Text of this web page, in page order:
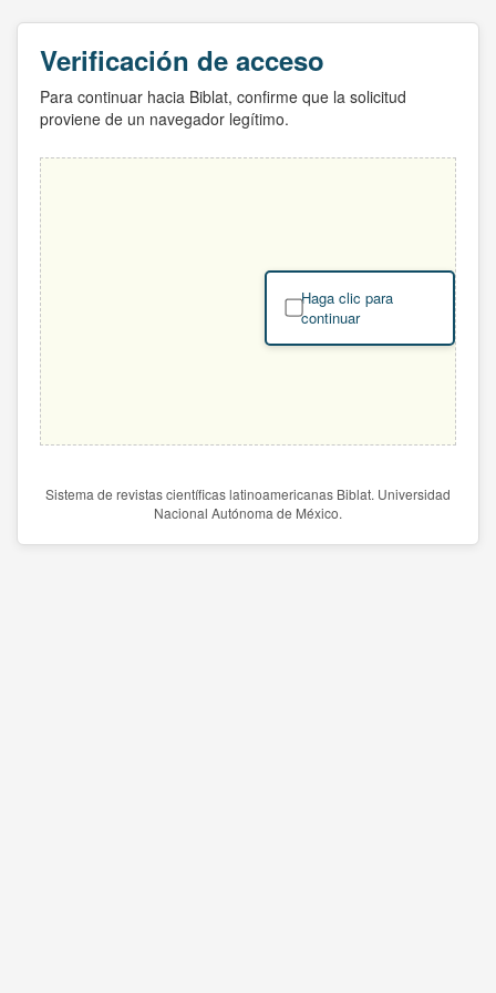
Verificación de acceso
Para continuar hacia Biblat, confirme que la solicitud
proviene de un navegador legítimo.
Haga clic para
continuar
Sistema de revistas científicas latinoamericanas Biblat. Universidad
Nacional Autónoma de México.